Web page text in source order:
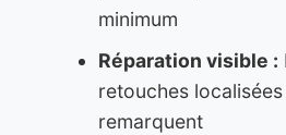
minimum
Réparation visible :
retouches
remarquent